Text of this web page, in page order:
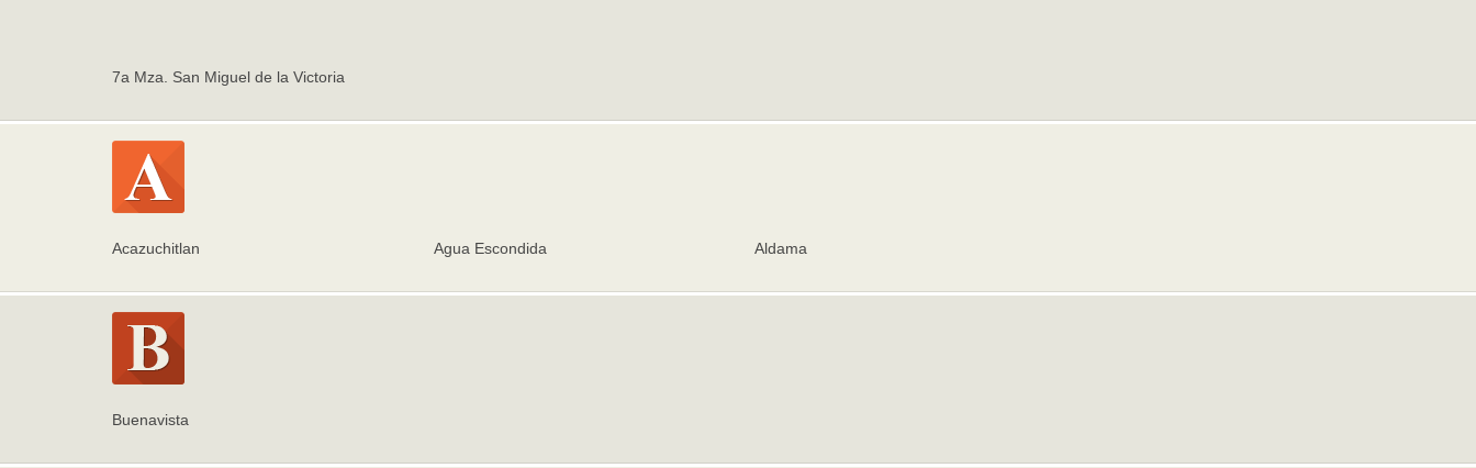
7a Mza. San Miguel de la Victoria
Acazuchitlan Agua Escondida Aldama
Buenavista